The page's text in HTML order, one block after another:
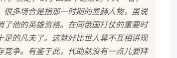
多场合是指那一时期的显赫人物，虽说
他的英雄资格。在同俄国打仗的重要时
的凡夫了。这就好比世人莫不互相讲现
争。有鉴于此，代助就没有一点儿要拜